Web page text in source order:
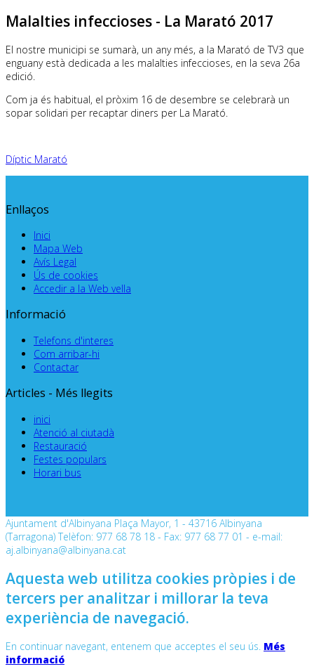
Malalties infeccioses - La Marató 2017
El nostre municipi se sumarà, un any més, a la Marató de TV3 que
enguany està dedicada a les malalties infeccioses, en la seva 26a
edició.
Com ja és habitual, el pròxim 16 de desembre se celebrarà un
sopar solidari per recaptar diners per La Marató.
Díptic Marató
Enllaços
Inici
Mapa Web
Avís Legal
Ús de cookies
Accedir a la Web vella
Informació
Telefons d'interes
Com arribar-hi
Contactar
Articles - Més llegits
inici
Atenció al ciutadà
Restauració
Festes populars
Horari bus
Ajuntament d'Albinyana Plaça Mayor, 1 - 43716 Albinyana
(Tarragona) Telèfon: 977 68 78 18 - Fax: 977 68 77 01 - e-mail:
aj.albinyana@albinyana.cat
Aquesta web utilitza cookies pròpies i de
tercers per analitzar i millorar la teva
experiència de navegació.
En continuar navegant, entenem que acceptes el seu ús. Més
informació